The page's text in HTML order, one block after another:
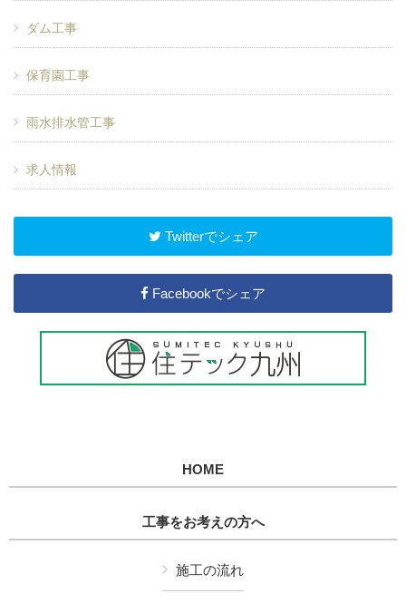
ダム工事
保育園工事
雨水排水管工事
求人情報
Twitterでシェア
Facebookでシェア
HOME
工事をお考えの方へ
施工の流れ